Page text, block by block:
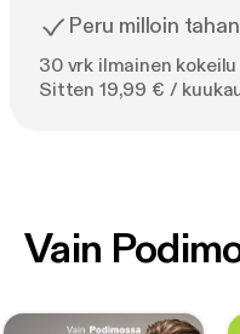
Peru milloin
30 vrk ilmainen kokeilu
Sitten 19,99 € /
Vain